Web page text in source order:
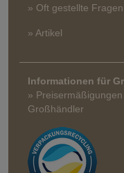
» Oft gestellte Fragen
» Artikel
Informationen für
»
Großhändler